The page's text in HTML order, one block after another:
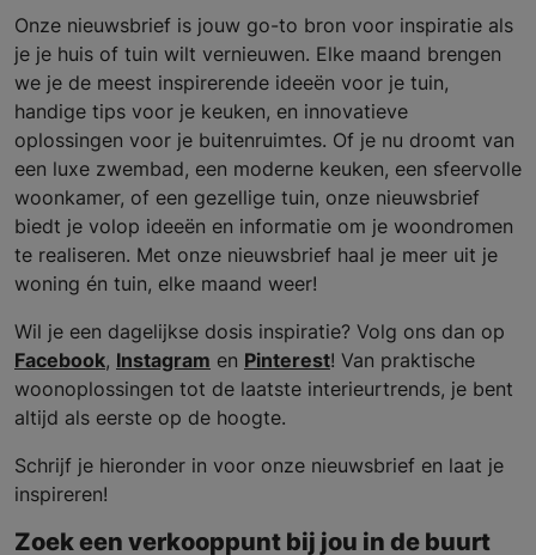
Onze nieuwsbrief is jouw go-to bron voor inspiratie als
je je huis of tuin wilt vernieuwen. Elke maand brengen
we je de meest inspirerende ideeën voor je tuin,
handige tips voor je keuken, en innovatieve
oplossingen voor je buitenruimtes. Of je nu droomt van
een luxe zwembad, een moderne keuken, een sfeervolle
woonkamer, of een gezellige tuin, onze nieuwsbrief
biedt je volop ideeën en informatie om je woondromen
te realiseren. Met onze nieuwsbrief haal je meer uit je
woning én tuin, elke maand weer!
Wil je een dagelijkse dosis inspiratie? Volg ons dan op
Facebook, Instagram en Pinterest! Van praktische
woonoplossingen tot de laatste interieurtrends, je bent
altijd als eerste op de hoogte.
Schrijf je hieronder in voor onze nieuwsbrief en laat je
inspireren!
Zoek een verkooppunt bij jou in de buurt